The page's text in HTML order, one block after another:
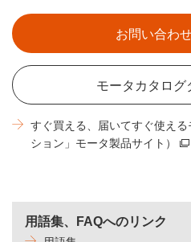
お問い合わ
モータカタログ
すぐ買える、届いてすぐ使え
ション」モータ製品サイト）
用語集、FAQへのリンク